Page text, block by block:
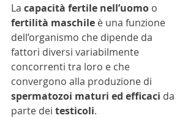
La capacità fertile nell’uomo o
fertilità maschile è una funzione
dell’organismo che dipende da
fattori diversi variabilmente
concorrenti tra loro e che
convergono alla produzione di
spermatozoi maturi ed efficaci da
parte dei testicoli.